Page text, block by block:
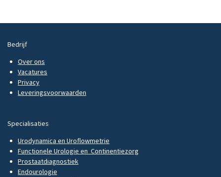
Bedrijf
Over ons
Vacatures
Privacy
Leveringsvoorwaarden
Specialisaties
Urodynamica en Uroflowmetrie
Functionele Urologie en Continentiezorg
Prostaatdiagnostiek
Endourologie